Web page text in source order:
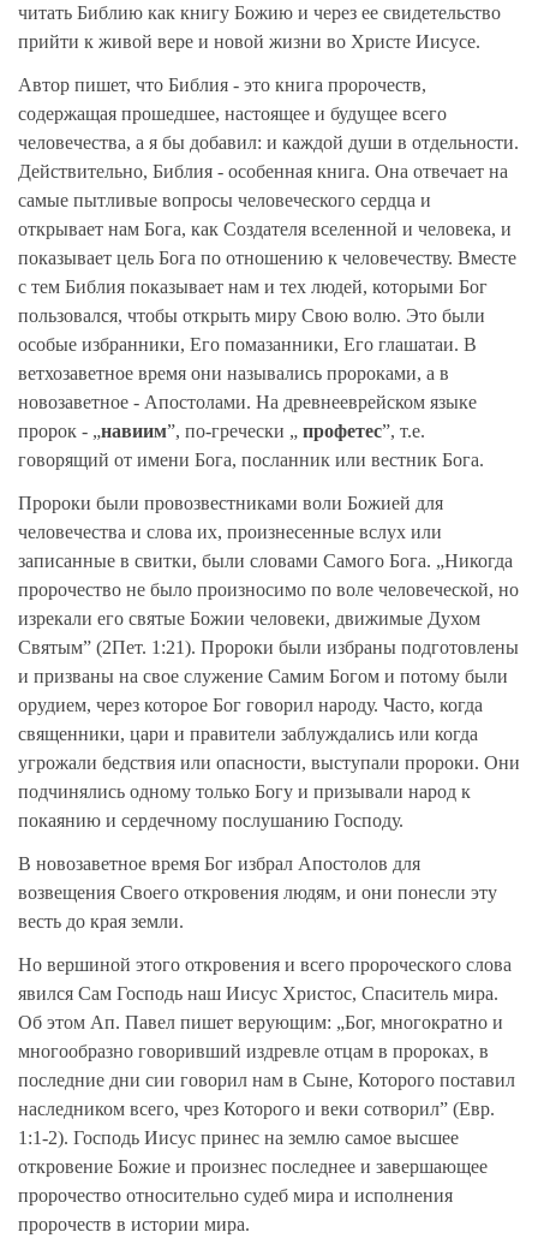
читать Библию как книгу Божию и через ее свидетельство
прийти к живой вере и новой жизни во Христе Иисусе.
Автор пишет, что Библия - это книга пророчеств,
содержащая прошедшее, настоящее и будущее всего
человечества, а я бы добавил: и каждой души в отдельности.
Действительно, Библия - особенная книга. Она отвечает на
самые пытливые вопросы человеческого сердца и
открывает нам Бога, как Создателя вселенной и человека, и
показывает цель Бога по отношению к человечеству. Вместе
с тем Библия показывает нам и тех людей, которыми Бог
пользовался, чтобы открыть миру Свою волю. Это были
особые избранники, Его помазанники, Его глашатаи. В
ветхозаветное время они назывались пророками, а в
новозаветное - Апостолами. На древнееврейском языке
пророк - „навиим”, по-гречески „ профетес”, т.е.
говорящий от имени Бога, посланник или вестник Бога.
Пророки были провозвестниками воли Божией для
человечества и слова их, произнесенные вслух или
записанные в свитки, были словами Самого Бога. „Никогда
пророчество не было произносимо по воле человеческой, но
изрекали его святые Божии человеки, движимые Духом
Святым” (2Пет. 1:21). Пророки были избраны подготовлены
и призваны на свое служение Самим Богом и потому были
орудием, через которое Бог говорил народу. Часто, когда
священники, цари и правители заблуждались или когда
угрожали бедствия или опасности, выступали пророки. Они
подчинялись одному только Богу и призывали народ к
покаянию и сердечному послушанию Господу.
В новозаветное время Бог избрал Апостолов для
возвещения Своего откровения людям, и они понесли эту
весть до края земли.
Но вершиной этого откровения и всего пророческого слова
явился Сам Господь наш Иисус Христос, Спаситель мира.
Об этом Ап. Павел пишет верующим: „Бог, многократно и
многообразно говоривший издревле отцам в пророках, в
последние дни сии говорил нам в Сыне, Которого поставил
наследником всего, чрез Которого и веки сотворил” (Евр.
1:1-2). Господь Иисус принес на землю самое высшее
откровение Божие и произнес последнее и завершающее
пророчество относительно судеб мира и исполнения
пророчеств в истории мира.